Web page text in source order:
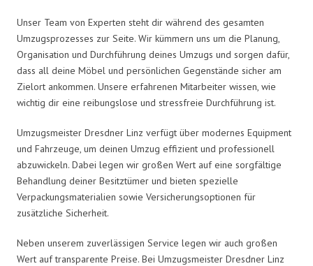
Unser Team von Experten steht dir während des gesamten
Umzugsprozesses zur Seite. Wir kümmern uns um die Planung,
Organisation und Durchführung deines Umzugs und sorgen dafür,
dass all deine Möbel und persönlichen Gegenstände sicher am
Zielort ankommen. Unsere erfahrenen Mitarbeiter wissen, wie
wichtig dir eine reibungslose und stressfreie Durchführung ist.
Umzugsmeister Dresdner Linz verfügt über modernes Equipment
und Fahrzeuge, um deinen Umzug effizient und professionell
abzuwickeln. Dabei legen wir großen Wert auf eine sorgfältige
Behandlung deiner Besitztümer und bieten spezielle
Verpackungsmaterialien sowie Versicherungsoptionen für
zusätzliche Sicherheit.
Neben unserem zuverlässigen Service legen wir auch großen
Wert auf transparente Preise. Bei Umzugsmeister Dresdner Linz